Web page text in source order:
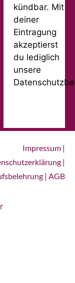
kündbar. Mit
deiner
Eintragung
akzeptierst
du lediglich
unsere
Impressum |
|
| AGB